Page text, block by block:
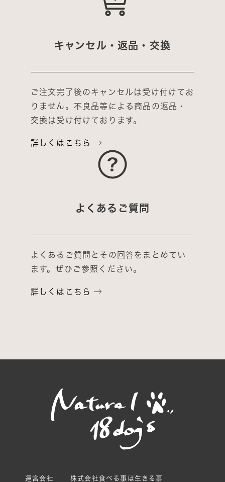
キャンセル・返品・交換
ご注文完了後のキャンセルは受け付けてお
りません。不良品等による商品の返品・
交換は受け付けております。
詳しくはこちら
よくあるご質問
よくあるご質問とその回答をまとめてい
ます。ぜひご参照ください。
詳しくはこちら
運営会社 株式会社食べる事は生きる事